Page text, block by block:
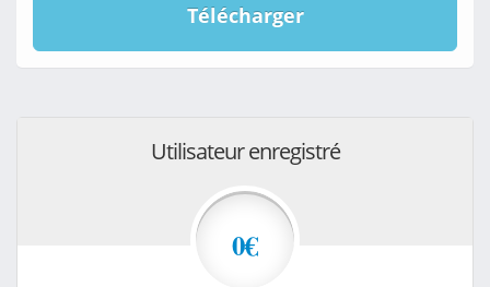
Télécharger
Utilisateur enregistré
0€